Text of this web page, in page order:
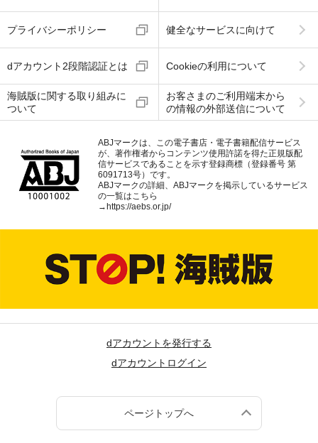
プライバシーポリシー 健全なサービスに向けて
dアカウント2段階認証とは Cookieの利用について
海賊版に関する取り組みに
ついて
お客さまのご利用端末から
の情報の外部送信について
ABJマークは、この電子書店・電子書籍配信サービス
が、著作権者からコンテンツ使用許諾を得た正規版配
信サービスであることを示す登録商標（登録番号 第
6091713号）です。
ABJマークの詳細、ABJマークを掲示しているサービス
の一覧はこちら
→https://aebs.or.jp/
dアカウントを発行する
dアカウントログイン
ページトップへ